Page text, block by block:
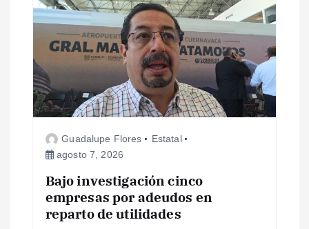
a
s
Guadalupe Flores
Estatal
agosto 7, 2026
Bajo investigación cinco
empresas por adeudos en
reparto de utilidades